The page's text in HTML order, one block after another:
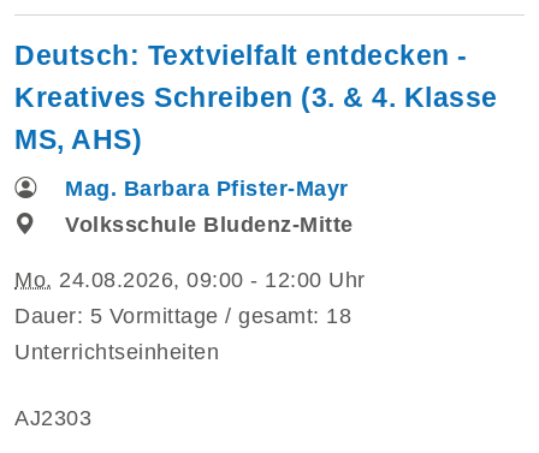
Deutsch: Textvielfalt entdecken -
Kreatives Schreiben (3. & 4. Klasse
MS, AHS)
Mag. Barbara Pfister-Mayr
Volksschule Bludenz-Mitte
Mo. 24.08.2026, 09:00 - 12:00 Uhr
Dauer: 5 Vormittage / gesamt: 18
Unterrichtseinheiten
AJ2303